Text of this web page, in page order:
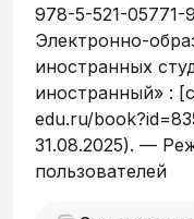
978-5-521-
Электронно-
иностранных
иностранный» :
edu.ru/
31.08.2025). —
пользователей